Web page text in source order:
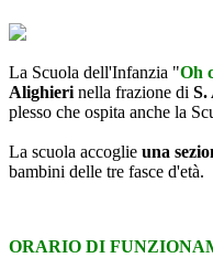
La Scuola dell'Infanzia "Oh
Alighieri nella frazione di S.
plesso che ospita anche la
La scuola accoglie una
bambini delle tre fasce d'età.
ORARIO DI